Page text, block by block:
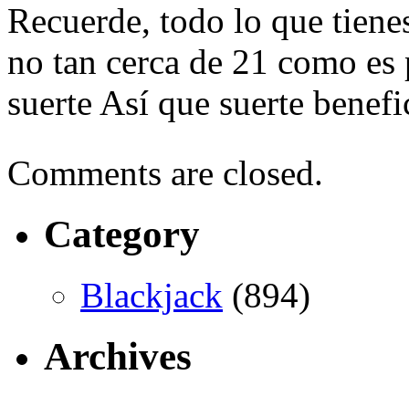
Recuerde, todo lo que
no tan cerca de 21 como
suerte Así que suerte
Comments are closed.
Category
Blackjack (894)
Archives